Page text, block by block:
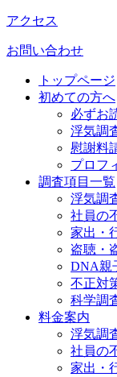
アクセス
お問い合わせ
トップページ
初めての方へ
必ずお
浮気調
慰謝料
プロフ
調査項目一覧
浮気調
社員の
家出・
盗聴・
DNA親
不正対
科学調
料金案内
浮気調
社員の
家出・